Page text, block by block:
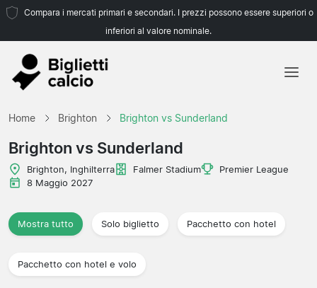
Compara i mercati primari e secondari. I prezzi possono essere superiori o
inferiori al valore nominale.
Home Brighton Brighton vs Sunderland
Brighton vs Sunderland
Brighton, Inghilterra Falmer Stadium
Premier League
8 Maggio 2027
Mostra tutto Solo biglietto Pacchetto con hotel
Pacchetto con hotel e volo